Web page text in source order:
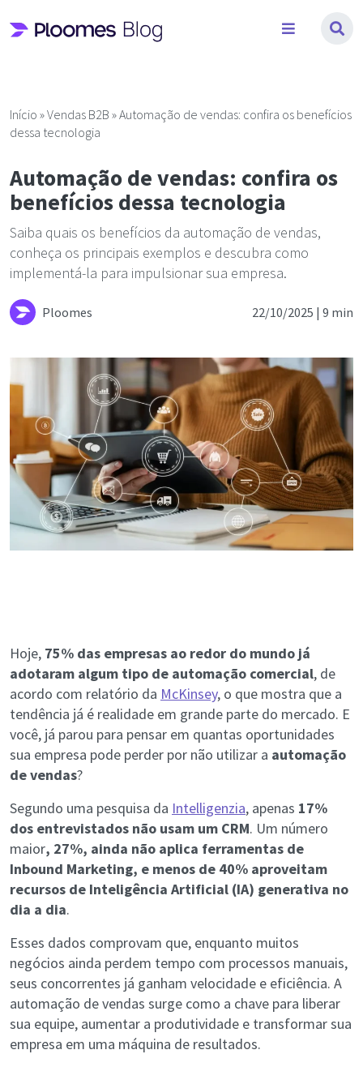
para
Início »Vendas B2B »Automação de vendas: confira os benefícios
dessa tecnologia
Automação de vendas: confira os
benefícios dessa tecnologia
Saiba quais os benefícios da automação de vendas,
conheça os principais exemplos e descubra como
implementá-la para impulsionar sua empresa.
Ploomes 22/10/2025 | 9 min
Hoje, 75% das empresas ao redor do mundo já
adotaram algum tipo de automação comercial, de
acordo com relatório da McKinsey, o que mostra que a
tendência já é realidade em grande parte do mercado. E
você, já parou para pensar em quantas oportunidades
sua empresa pode perder por não utilizar a automação
de vendas?
Segundo uma pesquisa da Intelligenzia, apenas 17%
dos entrevistados não usam um CRM. Um número
maior, 27%, ainda não aplica ferramentas de
Inbound Marketing, e menos de 40% aproveitam
recursos de Inteligência Artificial (IA) generativa no
dia a dia.
Esses dados comprovam que, enquanto muitos
negócios ainda perdem tempo com processos manuais,
seus concorrentes já ganham velocidade e eficiência. A
automação de vendas surge como a chave para liberar
sua equipe, aumentar a produtividade e transformar sua
empresa em uma máquina de resultados.